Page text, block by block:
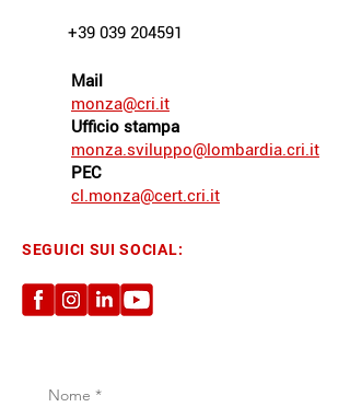
+39 039 204591
Mail
monza@cri.it
Ufficio stampa
monza.sviluppo@lombardia.cri.it
PEC
cl.monza@cert.cri.it
SEGUICI SUI SOCIAL:
Nome *